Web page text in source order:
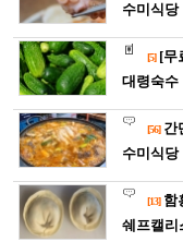
수미식당
[5] [무
대령숙수
[56] 간
수미식당
[13] 함
쉐프캘리